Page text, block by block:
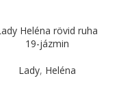
Heléna rövid ruha
19-jázmin
Lady, Heléna